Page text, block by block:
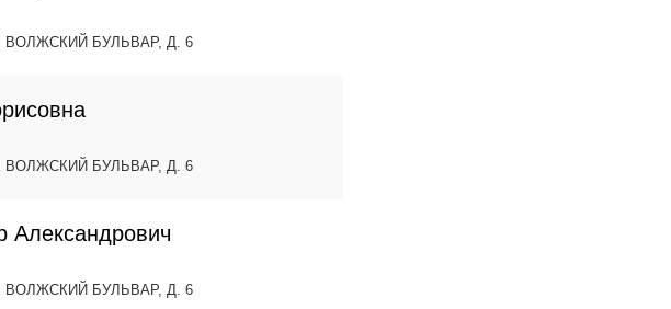
ВОЛЖСКИЙ БУЛЬВАР, Д. 6
ВОЛЖСКИЙ БУЛЬВАР, Д. 6
Александрович
ВОЛЖСКИЙ БУЛЬВАР, Д. 6